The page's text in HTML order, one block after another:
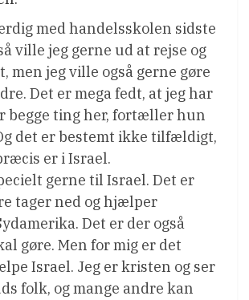
med handelsskolen sidste
ville jeg gerne ud at rejse og
men jeg ville også gerne gøre
Det er mega fedt, at jeg har
begge ting her, fortæller hun
det er bestemt ikke tilfældigt,
er i Israel.
gerne til Israel. Det er
tager ned og hjælper
Det er der også
gøre. Men for mig er det
Israel. Jeg er kristen og ser
folk, og mange andre kan